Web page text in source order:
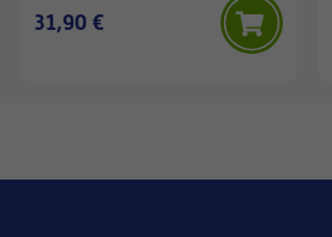
31,90 €